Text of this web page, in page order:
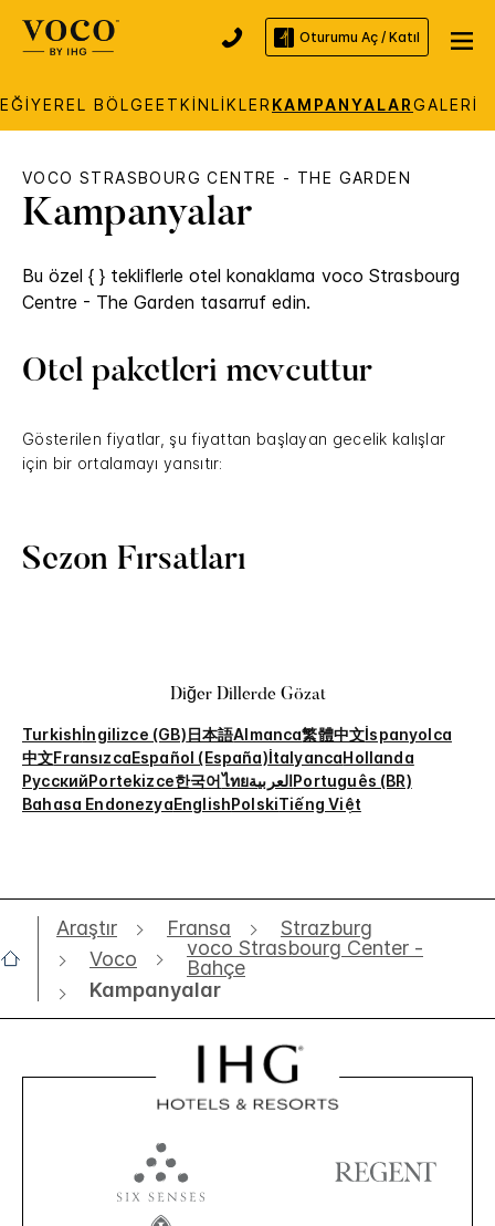
Oturumu Aç / Katıl
YEREL BÖLGEETKINLIKLER KAMPANYALARGALERI
VOCO STRASBOURG CENTRE - THE GARDEN
Kampanyalar
Bu özel { } tekliflerle otel konaklama voco Strasbourg
Centre - The Garden tasarruf edin.
Otel paketleri mevcuttur
Gösterilen fiyatlar, şu fiyattan başlayan gecelik kalışlar
için bir ortalamayı yansıtır:
Sezon Fırsatları
Diğer Dillerde Gözat
Turkishİngilizce (GB)日本語Almanca繁體中文İspanyolca
中文FransızcaEspañol (España)İtalyancaHollanda
РусскийPortekizce한국어ไทยالعربيةPortuguês (BR)
Bahasa EndonezyaEnglishPolskiTiếng Việt
Araştır Fransa
Strazburg
Voco
voco Strasbourg Center -
Bahçe
Kampanyalar